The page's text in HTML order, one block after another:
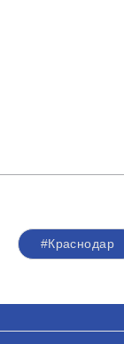
#Краснодар